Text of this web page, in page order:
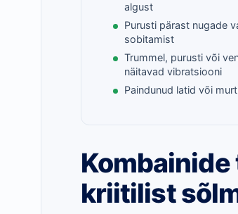
algust
Purusti pärast nugade
sobitamist
Trummel, purusti või
näitavad vibratsiooni
Paindunud latid või
kriitilist